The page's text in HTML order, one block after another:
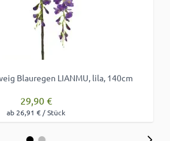
Blauregen LIANMU, lila, 140cm
29,90 €
ab 26,91 € / Stück